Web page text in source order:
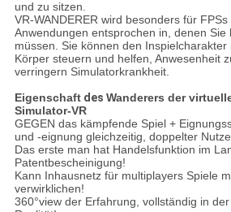
und zu sitzen.
VR-WANDERER wird besonders für
Anwendungen entsprochen in, denen Sie
müssen. Sie können den
Körper steuern und helfen, Anwesenheit
verringern Simulatorkrankheit.
Eigenschaftdes Wanderers der
Simulator-VR
GEGEN das kämpfende Spiel +
und -eignung gleichzeitig, doppelter
Das erste man hat Handelsfunktion im
Patentbescheinigung!
Kann Inhausnetz für multiplayers Spiele
verwirklichen!
360°view der Erfahrung, vollständig in